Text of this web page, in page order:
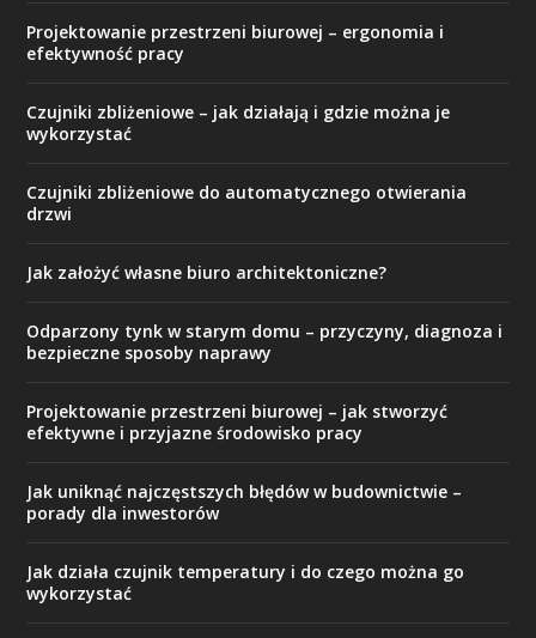
Projektowanie przestrzeni biurowej – ergonomia i
efektywność pracy
Czujniki zbliżeniowe – jak działają i gdzie można je
wykorzystać
Czujniki zbliżeniowe do automatycznego otwierania
drzwi
Jak założyć własne biuro architektoniczne?
Odparzony tynk w starym domu – przyczyny, diagnoza i
bezpieczne sposoby naprawy
Projektowanie przestrzeni biurowej – jak stworzyć
efektywne i przyjazne środowisko pracy
Jak uniknąć najczęstszych błędów w budownictwie –
porady dla inwestorów
Jak działa czujnik temperatury i do czego można go
wykorzystać